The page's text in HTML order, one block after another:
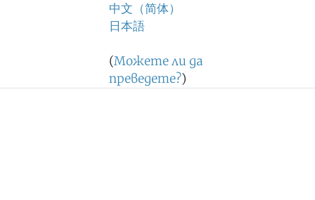
中文（简体）
日本語
(Можете ли да
преведете?)